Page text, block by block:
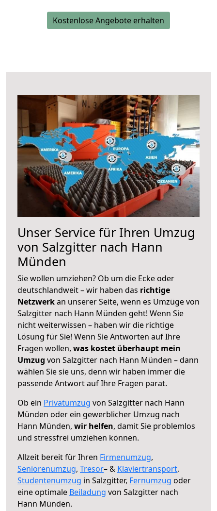
Kostenlose Angebote erhalten
Unser Service für Ihren Umzug
von Salzgitter nach Hann
Münden
Sie wollen umziehen? Ob um die Ecke oder
deutschlandweit – wir haben das richtige
Netzwerkan unserer Seite, wenn es Umzüge von
Salzgitter nach Hann Münden geht! Wenn Sie
nicht weiterwissen – haben wir die richtige
Lösung für Sie! Wenn Sie Antworten auf Ihre
Fragen wollen, was kostet überhaupt mein
Umzug von Salzgitter nach Hann Münden – dann
wählen Sie sie uns, denn wir haben immer die
passende Antwort auf Ihre Fragen parat.
Ob ein Privatumzug von Salzgitter nach Hann
Münden oder ein gewerblicher Umzug nach
Hann Münden, wir helfen, damit Sie problemlos
und stressfrei umziehen können.
Allzeit bereit für Ihren Firmenumzug,
Seniorenumzug, Tresor– & Klaviertransport,
Studentenumzug in Salzgitter, Fernumzug oder
eine optimale Beiladung von Salzgitter nach
Hann Münden.